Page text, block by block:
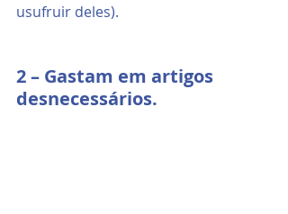
usufruir deles).
2 – Gastam em artigos
desnecessários.